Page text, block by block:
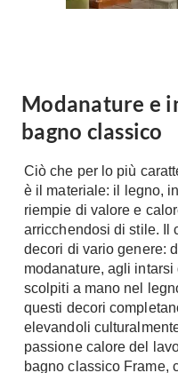
Sedie
Complementi arredo
Camere Matrimoniali
Letti
Comodino
Camere Classiche
Lenzuola
Piumini
Letti Contenitore
Letti a Scomparsa
Modanature e
bagno classico
Ciò che per lo più
è il materiale: il legno,
riempie di valore e
arricchendosi di stile. Il
decori di vario genere:
modanature, agli
scolpiti a mano nel
questi decori
elevandoli
passione calore del
bagno classico Frame,